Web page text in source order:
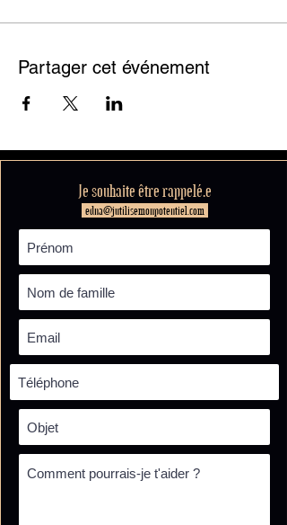
Partager cet événement
Je souhaite être rappelé.e
edna@jutilisemonpotentiel.com